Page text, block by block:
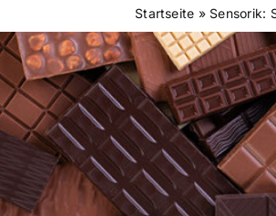
Startseite » Sensorik: